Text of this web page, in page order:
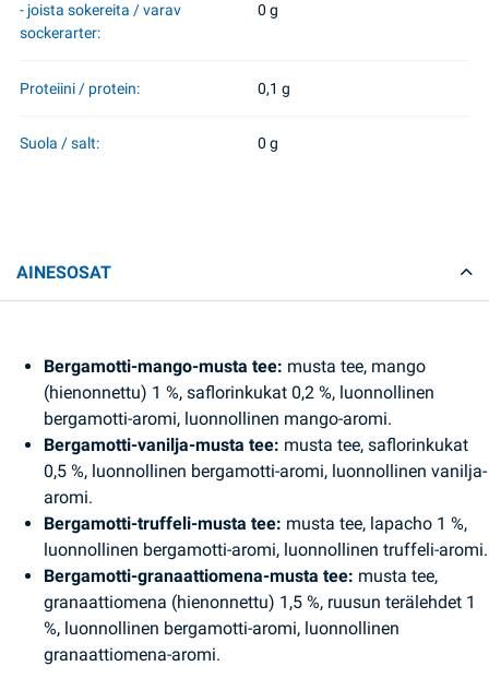
- joista sokereita / varav
sockerarter:
0 g
Proteiini / protein: 0,1 g
Suola / salt: 0 g
AINESOSAT
Bergamotti-mango-musta tee: musta tee, mango
(hienonnettu) 1 %, saflorinkukat 0,2 %, luonnollinen
bergamotti-aromi, luonnollinen mango-aromi.
Bergamotti-vanilja-musta tee: musta tee, saflorinkukat
0,5 %, luonnollinen bergamotti-aromi, luonnollinen vanilja-
aromi.
Bergamotti-truffeli-musta tee: musta tee, lapacho 1 %,
luonnollinen bergamotti-aromi, luonnollinen truffeli-aromi.
Bergamotti-granaattiomena-musta tee: musta tee,
granaattiomena (hienonnettu) 1,5 %, ruusun terälehdet 1
%, luonnollinen bergamotti-aromi, luonnollinen
granaattiomena-aromi.